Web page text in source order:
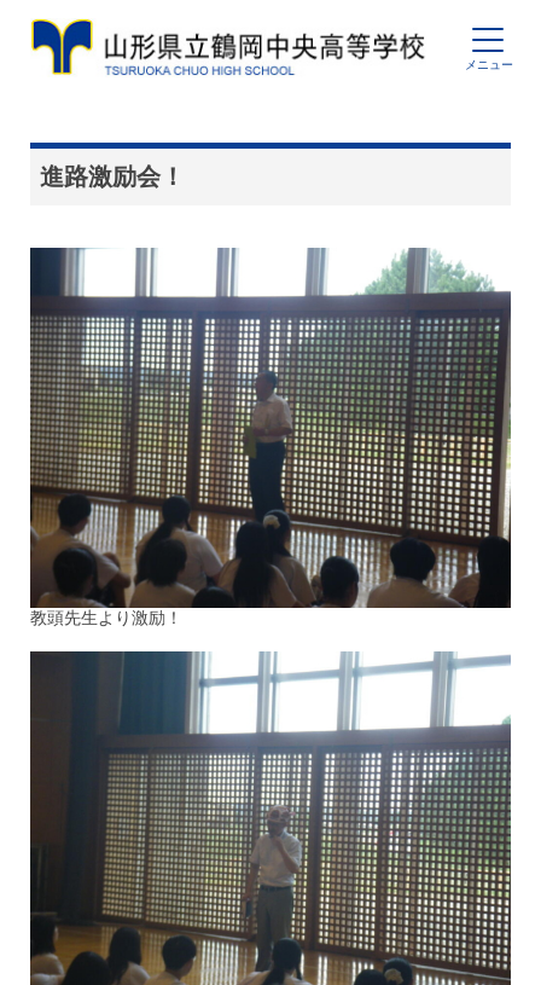
進路激励会！
教頭先生より激励！